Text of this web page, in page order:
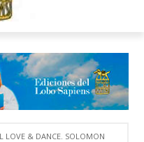
LOVE & DANCE. SOLOMONES